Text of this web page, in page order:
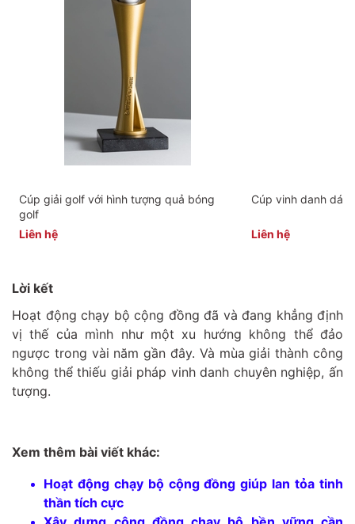
Cúp giải golf với hình tượng quả bóng
golf
Liên hệ
Cúp vinh danh dát
Liên hệ
Lời kết
Hoạt động chạy bộ cộng đồng đã và đang khẳng định
vị thế của mình như một xu hướng không thể đảo
ngược trong vài năm gần đây. Và mùa giải thành công
không thể thiếu giải pháp vinh danh chuyên nghiệp, ấn
tượng.
Xem thêm bài viết khác:
Hoạt động chạy bộ cộng đồng giúp lan tỏa tinh
thần tích cực